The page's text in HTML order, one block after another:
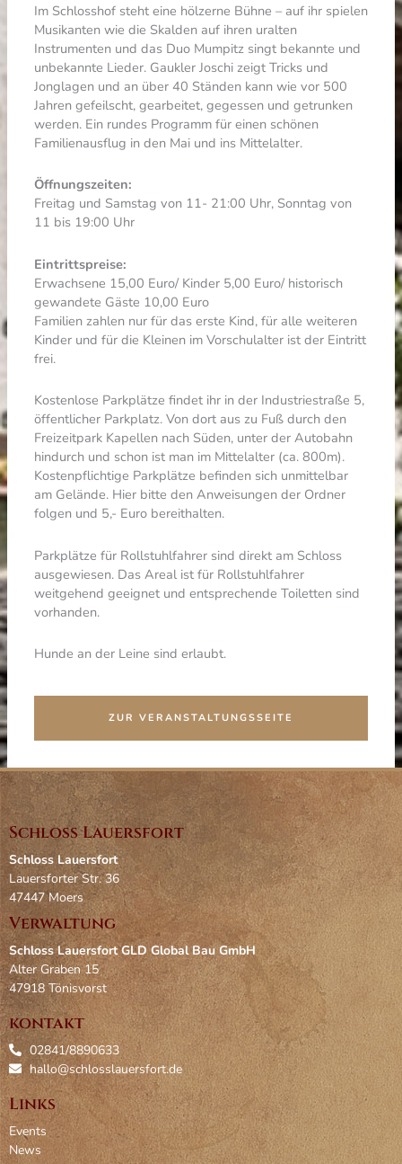
Im Schlosshof steht eine hölzerne Bühne – auf ihr spielen
Musikanten wie die Skalden auf ihren uralten
Instrumenten und das Duo Mumpitz singt bekannte und
unbekannte Lieder. Gaukler Joschi zeigt Tricks und
Jonglagen und an über 40 Ständen kann wie vor 500
Jahren gefeilscht, gearbeitet, gegessen und getrunken
werden. Ein rundes Programm für einen schönen
Familienausflug in den Mai und ins Mittelalter.
Öffnungszeiten:
Freitag und Samstag von 11- 21:00 Uhr, Sonntag von
11 bis 19:00 Uhr
Eintrittspreise:
Erwachsene 15,00 Euro/ Kinder 5,00 Euro/ historisch
gewandete Gäste 10,00 Euro
Familien zahlen nur für das erste Kind, für alle weiteren
Kinder und für die Kleinen im Vorschulalter ist der Eintritt
frei.
Kostenlose Parkplätze findet ihr in der Industriestraße 5,
öffentlicher Parkplatz. Von dort aus zu Fuß durch den
Freizeitpark Kapellen nach Süden, unter der Autobahn
hindurch und schon ist man im Mittelalter (ca. 800m).
Kostenpflichtige Parkplätze befinden sich unmittelbar
am Gelände. Hier bitte den Anweisungen der Ordner
folgen und 5,- Euro bereithalten.
Parkplätze für Rollstuhlfahrer sind direkt am Schloss
ausgewiesen. Das Areal ist für Rollstuhlfahrer
weitgehend geeignet und entsprechende Toiletten sind
vorhanden.
Hunde an der Leine sind erlaubt.
ZUR VERANSTALTUNGSSEITE
Schloss Lauersfort
Schloss Lauersfort
Lauersforter Str. 36
47447 Moers
Verwaltung
Schloss Lauersfort GLD Global Bau GmbH
Alter Graben 15
47918 Tönisvorst
kontakt
‎02841/8890633
hallo@schlosslauersfort.de
Links
Events
News